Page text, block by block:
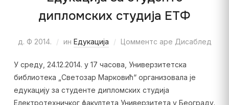
дипломских студија ЕТФ
д. Ф 2014. ин Едукација Цомментс аре Дисаблед
У среду, 24.12.2014. у 17 часова, Универзитетска
библиотека „Светозар Марковић“ организовала је
едукацију за студенте дипломских студија
Електротехничког факултета Универзитета у Београду.